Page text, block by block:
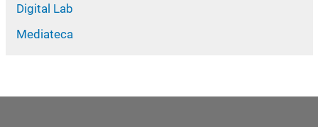
Digital Lab
Mediateca